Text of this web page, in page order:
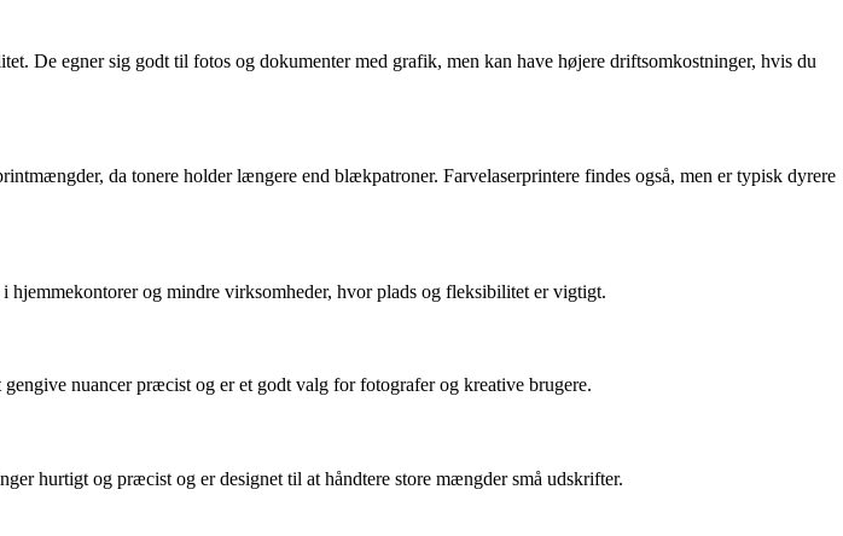
De egner sig godt til fotos og dokumenter med grafik, men kan have højere driftsomkostninger, hvis du
da tonere holder længere end blækpatroner. Farvelaserprintere findes også, men er typisk dyrere
og mindre virksomheder, hvor plads og fleksibilitet er vigtigt.
nuancer præcist og er et godt valg for fotografer og kreative brugere.
hurtigt og præcist og er designet til at håndtere store mængder små udskrifter.